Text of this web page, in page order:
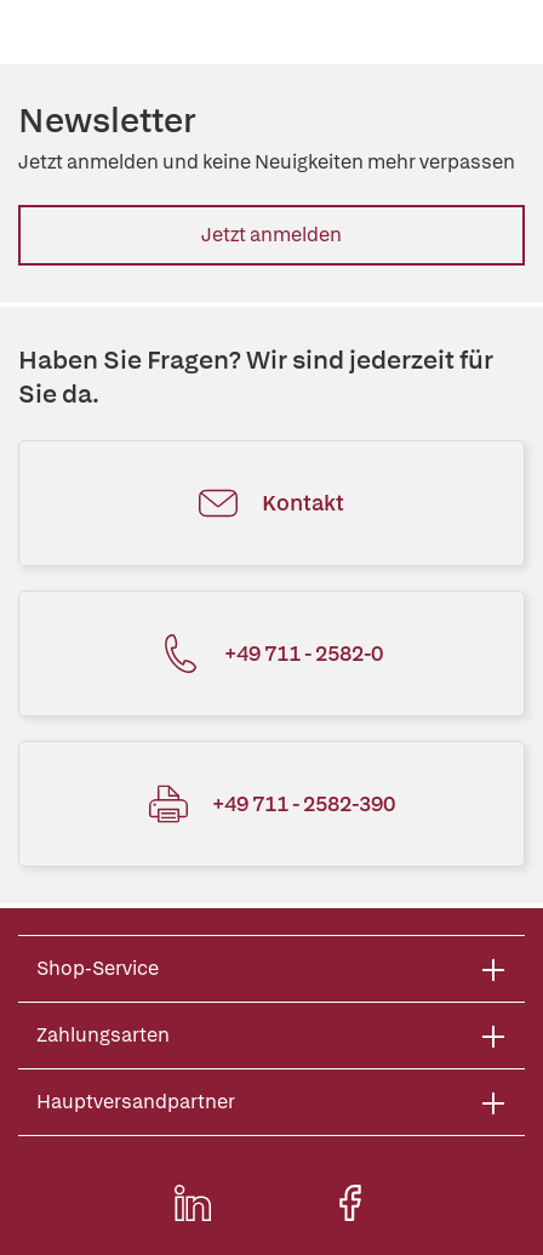
Newsletter
Jetzt anmelden und keine Neuigkeiten mehr verpassen
Jetzt anmelden
Haben Sie Fragen? Wir sind jederzeit für
Sie da.
Kontakt
+49 711 - 2582-0
+49 711 - 2582-390
Shop-Service
Zahlungsarten
Hauptversandpartner